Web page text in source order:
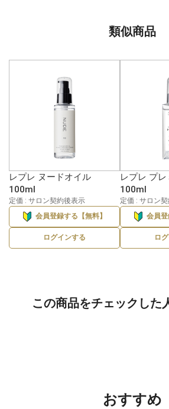
類似商品
レプレ ヌードオイル
100ml
定価 : サロン契約後表示
会員登録する【無料】
ログインする
レプレ プ
100ml
定価 : サロン
会員登
ロ
この商品をチェックした
おすすめ